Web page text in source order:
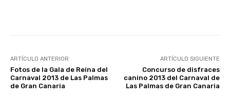
ARTÍCULO ANTERIOR
Fotos de la Gala de Reina del
Carnaval 2013 de Las Palmas
de Gran Canaria
ARTÍCULO SIGUIENTE
Concurso de disfraces
canino 2013 del Carnaval de
Las Palmas de Gran Canaria